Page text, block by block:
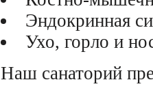
Эндокринная
Ухо, горло и
Наш санаторий